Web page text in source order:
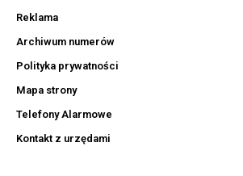
Reklama
Archiwum numerów
Polityka prywatności
Mapa strony
Telefony Alarmowe
Kontakt z urzędami